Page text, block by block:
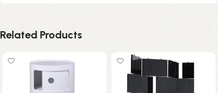
Related Products